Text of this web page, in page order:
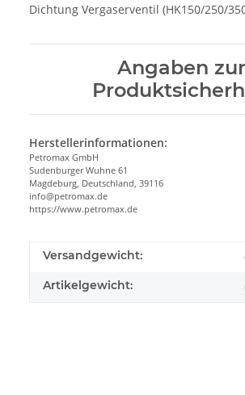
Dichtung Vergaserventil (HK150/250/
Angaben zur
Herstellerinformationen:
Petromax GmbH
Sudenburger Wuhne 61
Magdeburg, Deutschland, 39116
info@petromax.de
https://www.petromax.de
Versandgewicht:
Artikelgewicht: